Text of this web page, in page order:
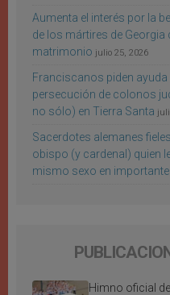
Aumenta el interés por la
de los mártires de Georgia
matrimonio julio 25, 2026
Franciscanos piden
persecución de colonos
no sólo) en Tierra Santa
Sacerdotes alemanes
obispo (y cardenal) quien
mismo sexo en
Himno oficial